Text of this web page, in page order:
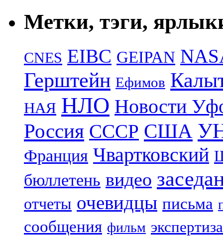
Метки, тэги,
CNES EIBC GEIPAN
Герштейн Ефимов
НАЯ НЛО Новости
Россия СССР США
Франция Чвартковский
бюллетень видео
отчеты очевидцы письма
сообщения фильм экспертиза